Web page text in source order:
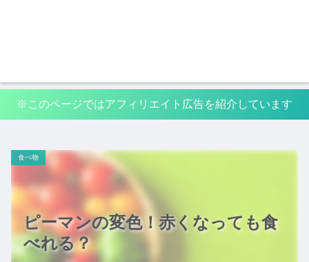
※このページではアフィリエイト広告を紹介しています
ピーマンの変色！赤くなっても食
べれる？
食べ物